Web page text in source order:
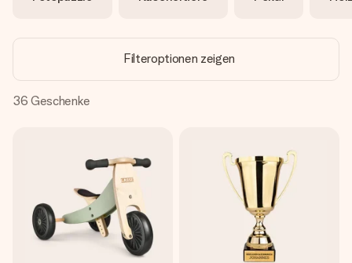
Erstelle etwas Einzigartiges in wenigen Schritten – mit
Filteroptionen zeigen
36 Geschenke